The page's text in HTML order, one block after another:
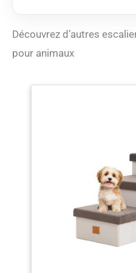
Découvrez d’autres
pour animaux